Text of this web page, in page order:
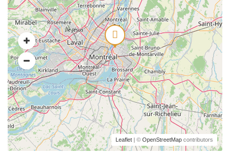
Leaflet | © OpenStreetMap contributors